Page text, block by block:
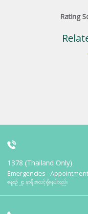
Rating
1378 (Thailand Only)
Emergencies -
နေ့စဉ် ၂၄ နာရီ အသင့်ရှိနေပါသည်။